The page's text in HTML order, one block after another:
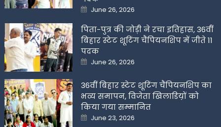
Posted
on
June 26, 2026
पिता-पुत्र की जोड़ी ने रचा इतिहास, 36वीं
बिहार स्टेट शूटिंग चैंपियनशिप में जीते 11
पदक
Posted
on
June 26, 2026
36वीं बिहार स्टेट शूटिंग चैंपियनशिप का
भव्य समापन, विजेता खिलाडिय़ों को
किया गया सम्मानित
Posted
on
June 23, 2026